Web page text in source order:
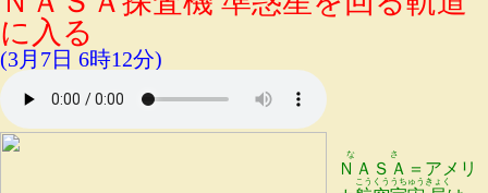
に入る
(3月7日 6時12分)
ＮＡＳＡ
なさ
＝アメリ
こうくう うちゅう きょく